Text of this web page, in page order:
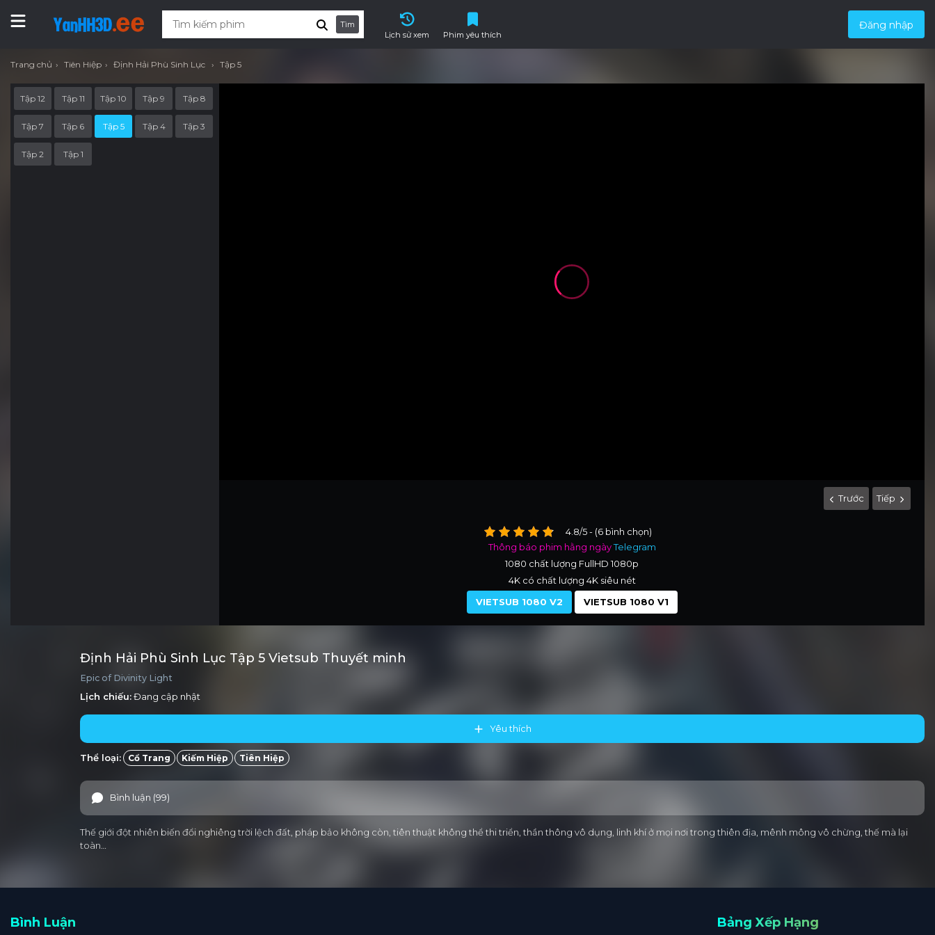
Tìm
Lịch sử xem
Phim yêu thích
Đăng nhập
Trang chủ Tiên Hiệp Định Hải Phù Sinh Lục Tập 5
Trước Tiếp
4.8/5 - (6 bình chọn)
Thông báo phim hằng ngàyTelegram
1080 chất lượng FullHD 1080p
4K có chất lượng 4K siêu nét
VIETSUB 1080 V2
VIETSUB 1080 V1
Tập 12 Tập 11 Tập 10 Tập 9 Tập 8
Tập 7 Tập 6 Tập 5 Tập 4 Tập 3
Tập 2 Tập 1
Định Hải Phù Sinh Lục Tập 5 Vietsub Thuyết minh
Epic of Divinity Light
Lịch chiếu:Đang cập nhật
Yêu thích
Thể loại: Cổ Trang Kiếm Hiệp Tiên Hiệp
Bình luận (99)
Thế giới đột nhiên biến đổi nghiêng trời lệch đất, pháp bảo không còn, tiên thuật không thể thi triển, thần thông vô dụng, linh khí ở mọi nơi trong thiên địa, mênh mông vô chừng, thế mà lại
toàn…
Bình Luận Bảng Xếp Hạng